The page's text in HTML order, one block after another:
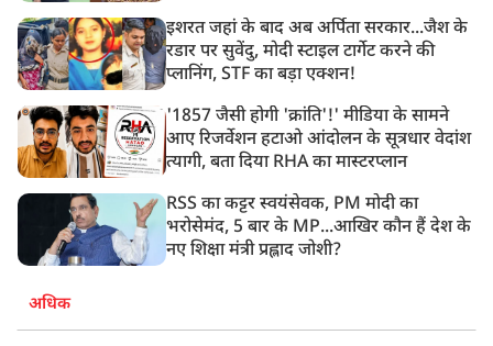
इशरत जहां के बाद अब अर्पिता सरकार...जैश के
रडार पर सुवेंदु, मोदी स्टाइल टार्गेट करने की
प्लानिंग, STF का बड़ा एक्शन!
'1857 जैसी होगी 'क्रांति'!' मीडिया के सामने
आए रिजर्वेशन हटाओ आंदोलन के सूत्रधार वेदांश
त्यागी, बता दिया RHA का मास्टरप्लान
RSS का कट्टर स्वयंसेवक, PM मोदी का
भरोसेमंद, 5 बार के MP...आखिर कौन हैं देश के
नए शिक्षा मंत्री प्रह्लाद जोशी?
अधिक